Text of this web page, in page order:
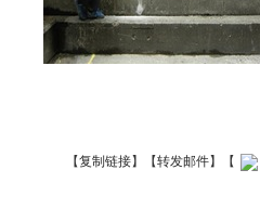
【复制链接】【转发邮件】 【